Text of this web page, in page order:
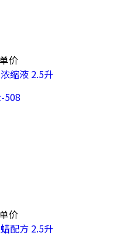
单价
缩液 2.5升
单价
配方 2.5升